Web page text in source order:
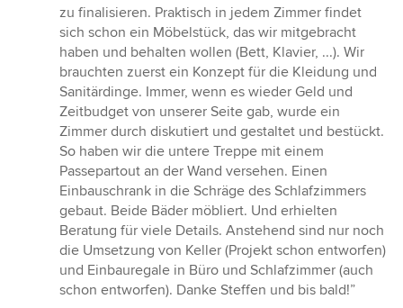
zu finalisieren. Praktisch in jedem Zimmer findet
sich schon ein Möbelstück, das wir mitgebracht
haben und behalten wollen (Bett, Klavier, ...). Wir
brauchten zuerst ein Konzept für die Kleidung und
Sanitärdinge. Immer, wenn es wieder Geld und
Zeitbudget von unserer Seite gab, wurde ein
Zimmer durch diskutiert und gestaltet und bestückt.
So haben wir die untere Treppe mit einem
Passepartout an der Wand versehen. Einen
Einbauschrank in die Schräge des Schlafzimmers
gebaut. Beide Bäder möbliert. Und erhielten
Beratung für viele Details. Anstehend sind nur noch
die Umsetzung von Keller (Projekt schon entworfen)
und Einbauregale in Büro und Schlafzimmer (auch
schon entworfen). Danke Steffen und bis bald!”